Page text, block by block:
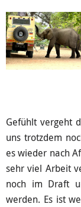
Gefühlt vergeht
uns trotzdem
es wieder nach
sehr viel Arbeit
noch im Draft
werden. Es ist